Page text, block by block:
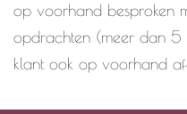
op voorhand besproken
opdrachten (meer dan 5
klant ook op voorhand